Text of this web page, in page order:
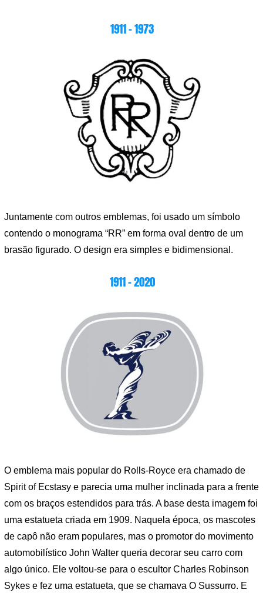
1911 – 1973
Juntamente com outros emblemas, foi usado um símbolo
contendo o monograma “RR” em forma oval dentro de um
brasão figurado. O design era simples e bidimensional.
1911 – 2020
O emblema mais popular do Rolls-Royce era chamado de
Spirit of Ecstasy e parecia uma mulher inclinada para a frente
com os braços estendidos para trás. A base desta imagem foi
uma estatueta criada em 1909. Naquela época, os mascotes
de capô não eram populares, mas o promotor do movimento
automobilístico John Walter queria decorar seu carro com
algo único. Ele voltou-se para o escultor Charles Robinson
Sykes e fez uma estatueta, que se chamava O Sussurro. E